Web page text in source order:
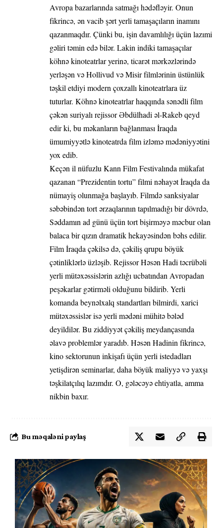
Avropa bazarlarında satmağı hədəfləyir. Onun
fikrincə, ən vacib şərt yerli tamaşaçıların inamını
qazanmaqdır. Çünki bu, işin davamlılığı üçün lazımi
gəliri təmin edə bilər. Lakin indiki tamaşaçılar
köhnə kinoteatrlar yerinə, ticarət mərkəzlərində
yerləşən və Hollivud və Misir filmlərinin üstünlük
təşkil etdiyi modern çoxzallı kinoteatrlara üz
tuturlar. Köhnə kinoteatrlar haqqında sənədli film
çəkən suriyalı rejissor Əbdülhadi əl-Rakeb qeyd
edir ki, bu məkanların bağlanması İraqda
ümumiyyətlə kinoteatrda film izləmə mədəniyyətini
yox edib.
Keçən il nüfuzlu Kann Film Festivalında mükafat
qazanan “Prezidentin tortu” filmi nəhayət İraqda da
nümayiş olunmağa başlayıb. Filmdə sanksiyalar
səbəbindən tort ərzaqlarının tapılmadığı bir dövrdə,
Səddamın ad günü üçün tort bişirməyə məcbur olan
balaca bir qızın dramatik hekayəsindən bəhs edilir.
Film İraqda çəkilsə də, çəkiliş qrupu böyük
çətinliklərlə üzləşib. Rejissor Həsən Hadi təcrübəli
yerli mütəxəssislərin azlığı ucbatından Avropadan
peşəkarlar gətirməli olduğunu bildirib. Yerli
komanda beynəlxalq standartları bilmirdi, xarici
mütəxəssislər isə yerli mədəni mühitə bələd
deyildilər. Bu ziddiyyət çəkiliş meydançasında
əlavə problemlər yaradıb. Həsən Hadinin fikrincə,
kino sektorunun inkişafı üçün yerli istedadları
yetişdirən seminarlar, daha böyük maliyyə və yaxşı
təşkilatçılıq lazımdır. O, gələcəyə ehtiyatla, amma
nikbin baxır.
Bu məqaləni paylaş